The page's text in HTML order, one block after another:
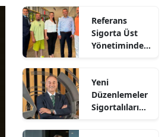
Referans
Sigorta Üst
Yönetiminden
Yeni
Düzenlemeler
Sigortalıları